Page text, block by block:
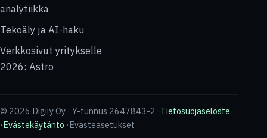
analytiikka
Tekoäly ja AI-haku
Verkkosivut yritykselle
2026: Astro
© 2026 Digily Oy · Y-tunnus 2647843-2 ·Tietosuojaseloste
·Evästekäytäntö ·Evästeasetukset